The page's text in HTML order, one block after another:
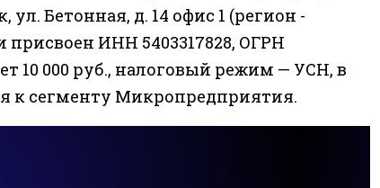
ул. Бетонная, д. 14 офис 1 (регион -
присвоен ИНН 5403317828, ОГРН
10 000 руб., налоговый режим — УСН, в
к сегменту Микропредприятия.